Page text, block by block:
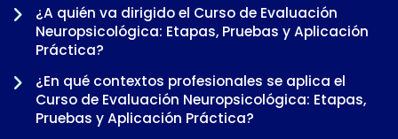
¿A quién va dirigido el Curso de Evaluación
Neuropsicológica: Etapas, Pruebas y Aplicación
Práctica?
¿En qué contextos profesionales se aplica el
Curso de Evaluación Neuropsicológica: Etapas,
Pruebas y Aplicación Práctica?